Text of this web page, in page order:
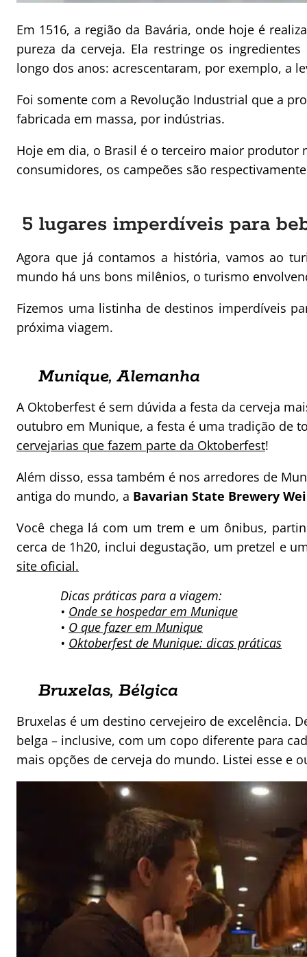
Em 1516, a região da Bavária, onde hoje é
pureza da cerveja. Ela restringe os
longo dos anos: acrescentaram, por exemplo, a
Foi somente com a Revolução Industrial que a
fabricada em massa, por indústrias.
Hoje em dia, o Brasil é o terceiro maior produtor
consumidores, os campeões são
5 lugares imperdíveis para
Agora que já contamos a história, vamos ao
mundo há uns bons milênios, o turismo
Fizemos uma listinha de destinos imperdíveis
próxima viagem.
Munique, Alemanha
A Oktoberfest é sem dúvida a festa da cerveja
outubro em Munique, a festa é uma tradição de
cervejarias que fazem parte da Oktoberfest!
Além disso, essa também é nos arredores de
antiga do mundo, a Bavarian State Brewery
Você chega lá com um trem e um ônibus,
cerca de 1h20, inclui degustação, um pretzel e
site oficial.
Dicas práticas para a viagem:
• Onde se hospedar em Munique
• O que fazer em Munique
• Oktoberfest de Munique: dicas práticas
Bruxelas, Bélgica
Bruxelas é um destino cervejeiro de excelência.
belga – inclusive, com um copo diferente para
mais opções de cerveja do mundo. Listei esse e